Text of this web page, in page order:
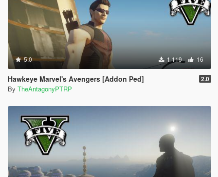
5.0 1 119 16
Hawkeye Marvel's Avengers [Addon Ped] 2.0
By TheAntagonyPTRP